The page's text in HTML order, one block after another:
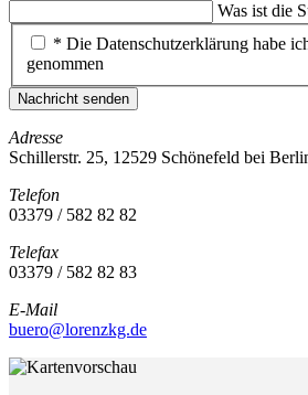
Was ist die
* Die Datenschutzerklärung habe
genommen
Nachricht senden
Adresse
Schillerstr. 25, 12529 Schönefeld bei
Telefon
03379 / 582 82 82
Telefax
03379 / 582 82 83
E-Mail
buero@lorenzkg.de